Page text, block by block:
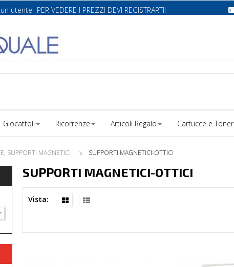
utente -PER VEDERE I PREZZI DEVI REGISTRARTI!-
Giocattoli Ricorrenze Articoli Regalo Cartucce e Toner
SUPPORTI MAGNETICI SUPPORTI MAGNETICI-OTTICI
SUPPORTI MAGNETICI-OTTICI
Vista: